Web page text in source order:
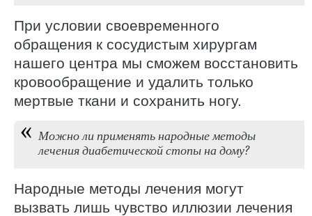
При условии своевременного
обращения к сосудистым хирургам
нашего центра мы сможем восстановить
кровообращение и удалить только
мертвые ткани и сохранить ногу.
Можно ли применять народные методы
лечения диабетической стопы на дому?
Народные методы лечения могут
вызвать лишь чувство иллюзии лечения